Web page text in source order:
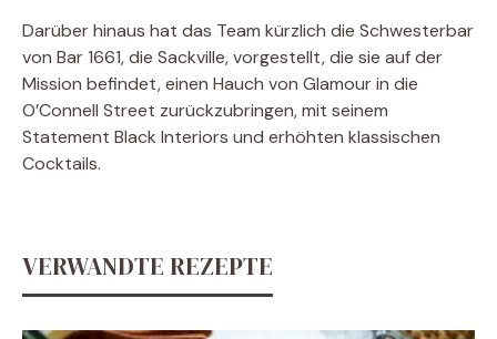
Darüber hinaus hat das Team kürzlich die Schwesterbar
von Bar 1661, die Sackville, vorgestellt, die sie auf der
Mission befindet, einen Hauch von Glamour in die
O’Connell Street zurückzubringen, mit seinem
Statement Black Interiors und erhöhten klassischen
Cocktails.
VERWANDTE REZEPTE